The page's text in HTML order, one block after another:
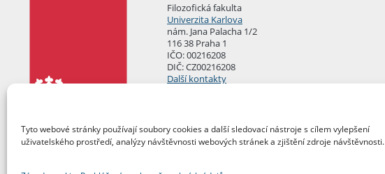
Tyto webové stránky používají soubory cookies a další sledovací nástroje s cílem vylepšení
uživatelského prostředí, analýzy návštěvnosti webových stránek a zjištění zdroje návštěvnosti.
Filozofická fakulta
Univerzita Karlova
nám. Jana Palacha 1/2
116 38 Praha 1
IČO: 00216208
DIČ: CZ00216208
Další kontakty